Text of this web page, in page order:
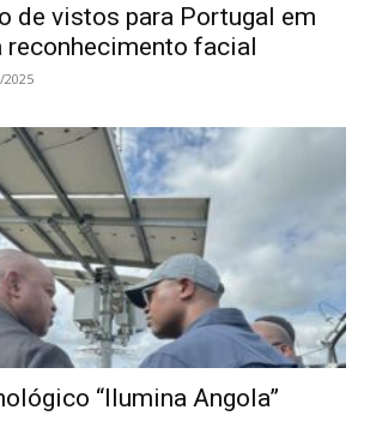
de vistos para Portugal em
reconhecimento facial
2025
“Ilumina Angola”